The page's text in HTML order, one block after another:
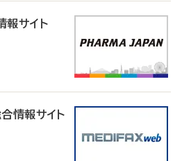
報サイト
情報サイト